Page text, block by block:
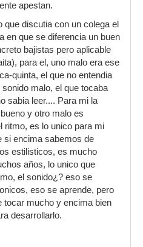
apestan.
que discutia con un colega el
en que se diferencia un buen
bajistas pero aplicable
para el, uno malo era ese
quinta, el que no entendia
malo, el que tocaba
sabia leer.... Para mi la
y otro malo es
ritmo, es lo unico para mi
si encima sabemos de
estilisticos, es mucho
años, lo unico que
el sonido¿? eso se
eso se aprende, pero
tocar mucho y encima bien
desarrollarlo.